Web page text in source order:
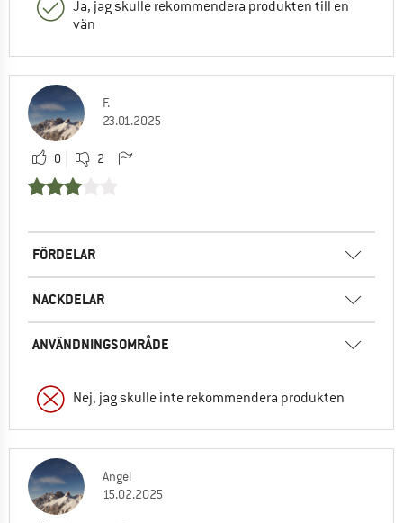
Ja, jag skulle rekommendera produkten till en
vän
F.
23.01.2025
0 2
FÖRDELAR
NACKDELAR
ANVÄNDNINGSOMRÅDE
Nej, jag skulle inte rekommendera produkten
Angel
15.02.2025